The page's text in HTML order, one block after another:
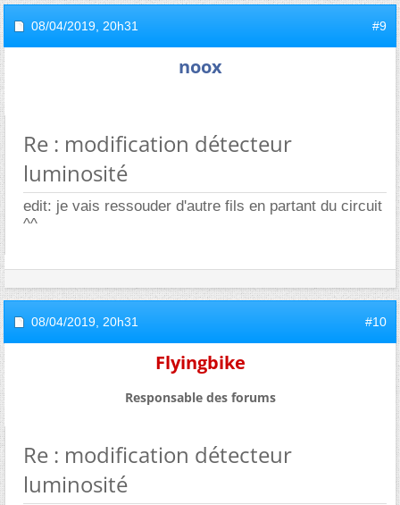
08/04/2019, 20h31 #9
noox
Re : modification détecteur
luminosité
edit: je vais ressouder d'autre fils en partant du circuit
^^
08/04/2019, 20h31 #10
Flyingbike
Responsable des forums
Re : modification détecteur
luminosité